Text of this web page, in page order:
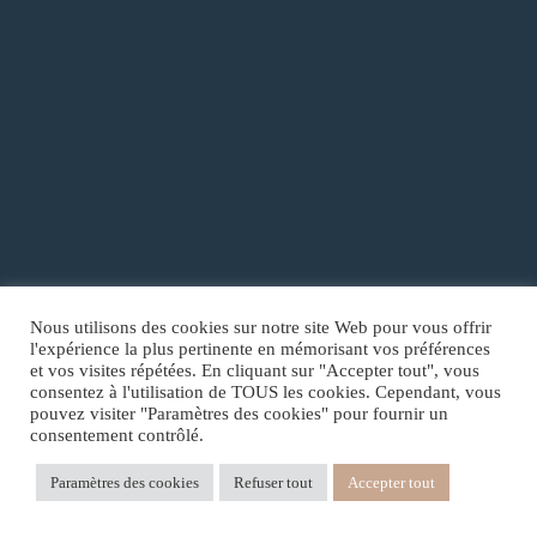
Copyright © 2026 LUNÈRE /SASUTCOREIMS
Conditions Générales de Vente et d’Utilisation
Politique de confidentialité
Mentions Légales
Nous utilisons des cookies sur notre site Web pour vous offrir
l'expérience la plus pertinente en mémorisant vos préférences
et vos visites répétées. En cliquant sur "Accepter tout", vous
consentez à l'utilisation de TOUS les cookies. Cependant, vous
pouvez visiter "Paramètres des cookies" pour fournir un
consentement contrôlé.
Paramètres des cookies Refuser tout Accepter tout